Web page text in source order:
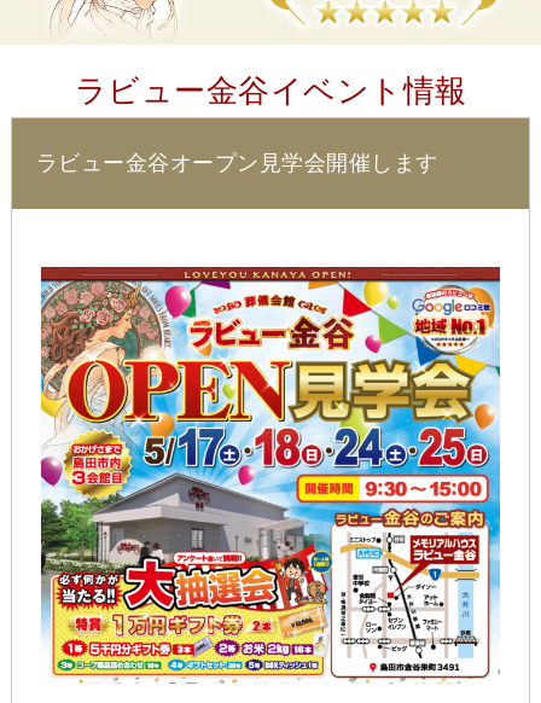
ラビュー金谷イベント情報
ラビュー金谷オープン見学会開催します